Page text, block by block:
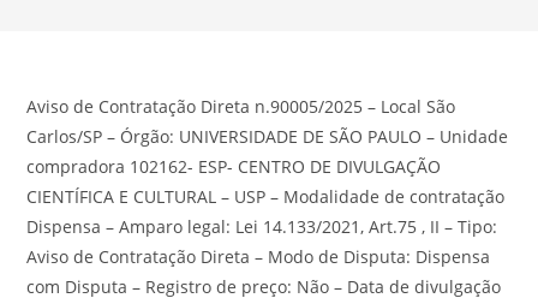
Aviso de Contratação Direta n.90005/2025 – Local São
Carlos/SP – Órgão: UNIVERSIDADE DE SÃO PAULO – Unidade
compradora 102162- ESP- CENTRO DE DIVULGAÇÃO
CIENTÍFICA E CULTURAL – USP – Modalidade de contratação
Dispensa – Amparo legal: Lei 14.133/2021, Art.75 , II – Tipo:
Aviso de Contratação Direta – Modo de Disputa: Dispensa
com Disputa – Registro de preço: Não – Data de divulgação